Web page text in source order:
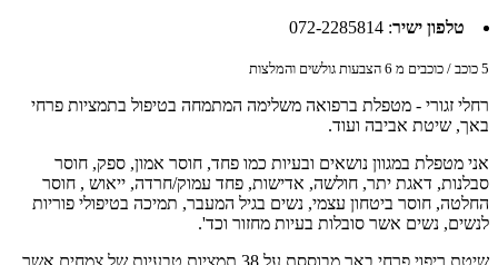
טלפון ישיר:
072-2285814
5 כוכב / כוכבים מ 6 הצבעות גולשים והמלצות
רחלי זגורי - מטפלת ברפואה משלימה המתמחה בטיפול בתמציות פרחי
באך, שיטת אביבה ועוד.
אני מטפלת במגוון נושאים ובעיות כמו פחד, חוסר אמון, ספק, חוסר
סבלנות, דאגת יתר, חולשה, אדישות, פחד עמוק/חרדה, ייאוש , חוסר
החלטה, חוסר ביטחון עצמי, נשים בגיל המעבר, תמיכה בטיפולי פוריות
לנשים, נשים אשר סובלות בעיות מחזור וכד'.
שיטת ריפוי פרחי באך מבוססת על 38 תמציות טבעיות של צמחים אשר